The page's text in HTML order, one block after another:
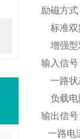
励磁方式
标准
增强
输入信号
一路
负载
输出信号
一路电